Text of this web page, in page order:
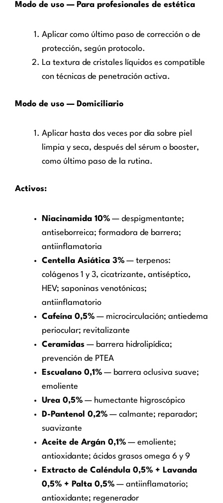
Modo de uso — Para profesionales de estética
Aplicar como último paso de corrección o de
protección, según protocolo.
La textura de cristales líquidos es compatible
con técnicas de penetración activa.
Modo de uso — Domiciliario
Aplicar hasta dos veces por día sobre piel
limpia y seca, después del sérum o booster,
como último paso de la rutina.
Activos:
Niacinamida 10% — despigmentante;
antiseborreica; formadora de barrera;
antiinflamatoria
Centella Asiática 3% — terpenos:
colágenos 1 y 3, cicatrizante, antiséptico,
HEV; saponinas venotónicas;
antiinflamatorio
Cafeína 0,5% — microcirculación; antiedema
periocular; revitalizante
Ceramidas — barrera hidrolipídica;
prevención de PTEA
Escualano 0,1% — barrera oclusiva suave;
emoliente
Urea 0,5% — humectante higroscópico
D-Pantenol 0,2% — calmante; reparador;
suavizante
Aceite de Argán 0,1% — emoliente;
antioxidante; ácidos grasos omega 6 y 9
Extracto de Caléndula 0,5% + Lavanda
0,5% + Palta 0,5% — antiinflamatorio;
antioxidante; regenerador